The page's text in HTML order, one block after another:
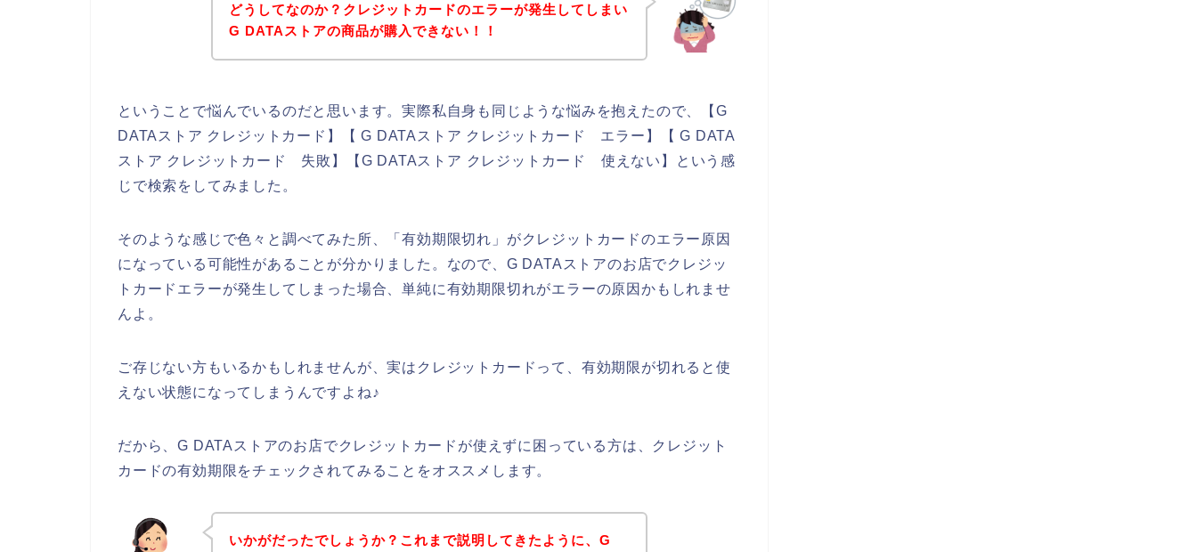
どうしてなのか？クレジットカードのエラーが発生してしまい
G DATAストアの商品が購入できない！！
ということで悩んでいるのだと思います。実際私自身も同じような悩みを抱えたので、【G
DATAストア クレジットカード】【 G DATAストア クレジットカード エラー】【 G DATA
ストア クレジットカード 失敗】【G DATAストア クレジットカード 使えない】という感
じで検索をしてみました。
そのような感じで色々と調べてみた所、「有効期限切れ」がクレジットカードのエラー原因
になっている可能性があることが分かりました。なので、G DATAストアのお店でクレジッ
トカードエラーが発生してしまった場合、単純に有効期限切れがエラーの原因かもしれませ
んよ。
ご存じない方もいるかもしれませんが、実はクレジットカードって、有効期限が切れると使
えない状態になってしまうんですよね♪
だから、G DATAストアのお店でクレジットカードが使えずに困っている方は、クレジット
カードの有効期限をチェックされてみることをオススメします。
いかがだったでしょうか？これまで説明してきたように、G